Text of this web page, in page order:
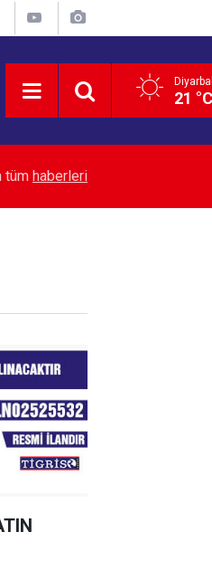
21
38’e yükseldi
tüm haberleri